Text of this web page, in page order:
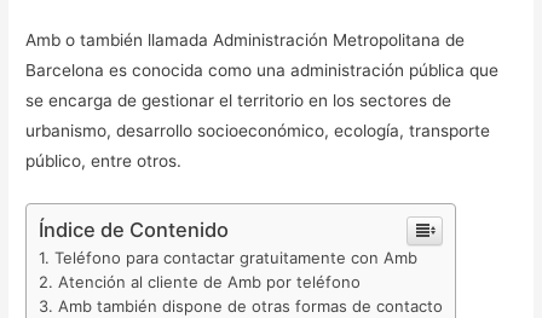
Amb o también llamada Administración Metropolitana de
Barcelona es conocida como una administración pública que
se encarga de gestionar el territorio en los sectores de
urbanismo, desarrollo socioeconómico, ecología, transporte
público, entre otros.
Índice de Contenido
Teléfono para contactar gratuitamente con Amb
Atención al cliente de Amb por teléfono
Amb también dispone de otras formas de contacto